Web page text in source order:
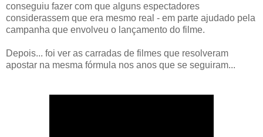
conseguiu fazer com que alguns espectadores
considerassem que era mesmo real - em parte ajudado pela
campanha que envolveu o lançamento do filme.
Depois... foi ver as carradas de filmes que resolveram
apostar na mesma fórmula nos anos que se seguiram...